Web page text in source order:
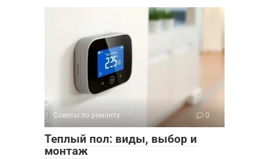
Советы по ремонту 0
Теплый пол: виды, выбор и
монтаж